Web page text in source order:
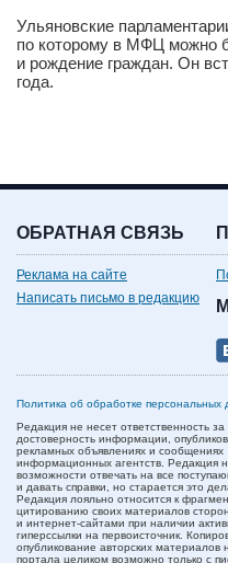
Ульяновские
по которому в МФЦ можно
и рождение граждан. Он
года.
ОБРАТНАЯ СВЯЗЬ
Реклама на сайте
Написать письмо в редакцию
Политика об обработке персональных
Редакция не несет ответственность за
достоверность информации,
рекламных объявлениях и сообщениях
информационных агентств. Редакция
возможности отвечать на все
и давать справки, но старается это
Редакция лояльно относится к
цитированию своих материалов
и интернет-сайтами при наличии
гиперссылки на первоисточник.
опубликование авторских материалов
портала целиком возможно только с